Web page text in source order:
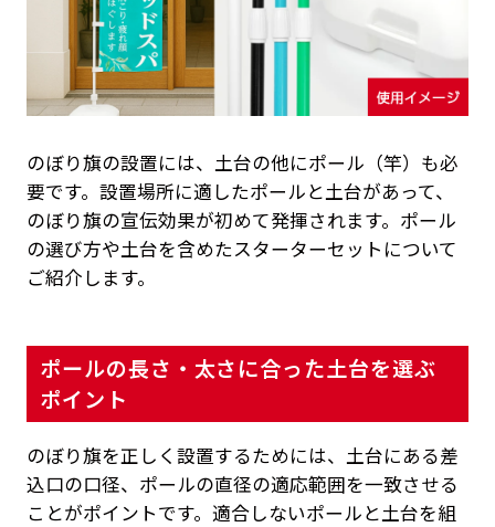
のぼり旗の設置には、土台の他にポール（竿）も必
要です。設置場所に適したポールと土台があって、
のぼり旗の宣伝効果が初めて発揮されます。ポール
の選び方や土台を含めたスターターセットについて
ご紹介します。
ポールの長さ・太さに合った土台を選ぶ
ポイント
のぼり旗を正しく設置するためには、土台にある差
込口の口径、ポールの直径の適応範囲を一致させる
ことがポイントです。適合しないポールと土台を組